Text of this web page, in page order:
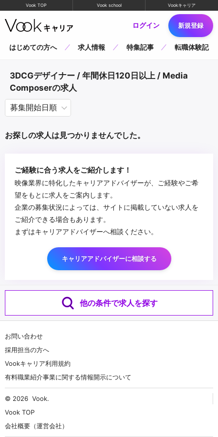
Vook TOP Vook school Vookキャリア
ログイン 新規登録
はじめての方へ 求人情報 特集記事 転職体験記
3DCGデザイナー / 年間休日120日以上 / Media
Composerの求人
お探しの求人は見つかりませんでした。
ご経験に合う求人をご紹介します！
映像業界に特化したキャリアアドバイザーが、ご経験やご希
望をもとに求人をご案内します。
企業の募集状況によっては、サイトに掲載していない求人を
ご紹介できる場合もあります。
まずはキャリアアドバイザーへ相談ください。
キャリアアドバイザーに相談する
他の条件で求人を探す
お問い合わせ
採用担当の方へ
Vookキャリア利用規約
有料職業紹介事業に関する情報開示について
© 2026 Vook.
Vook TOP
会社概要（運営会社）